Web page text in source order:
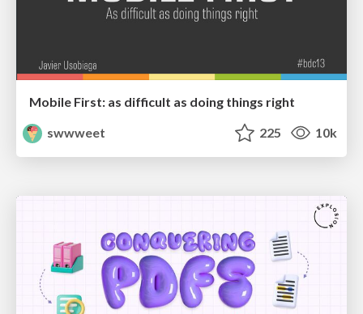
Mobile First: as difficult as doing things right
swwweet
225 10k